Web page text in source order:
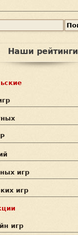
Наши рейтинги
игр
игр
игр